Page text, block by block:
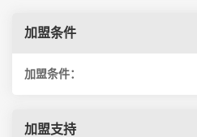
加盟条件
加盟条件：
加盟支持